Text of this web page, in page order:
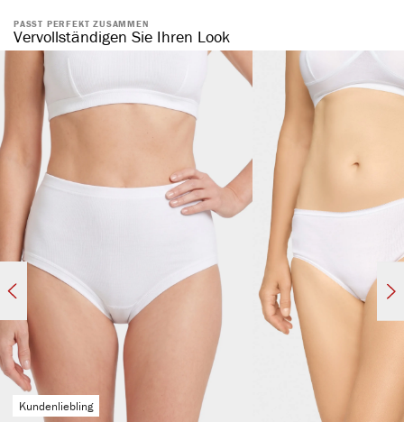
ohne störende Seitennaht
anliegende Passform
extra lang
spürbar hochwertig
atmungsaktiv & hautfreundlich
elastisch & formstabil
kochfest, strapazierfähig & langlebig
PASST PERFEKT ZUSAMMEN
Vervollständigen Sie Ihren Look
Kundenliebling